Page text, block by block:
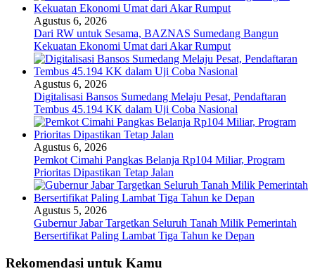
Agustus 6, 2026
Dari RW untuk Sesama, BAZNAS Sumedang Bangun
Kekuatan Ekonomi Umat dari Akar Rumput
Agustus 6, 2026
Digitalisasi Bansos Sumedang Melaju Pesat, Pendaftaran
Tembus 45.194 KK dalam Uji Coba Nasional
Agustus 6, 2026
Pemkot Cimahi Pangkas Belanja Rp104 Miliar, Program
Prioritas Dipastikan Tetap Jalan
Agustus 5, 2026
Gubernur Jabar Targetkan Seluruh Tanah Milik Pemerintah
Bersertifikat Paling Lambat Tiga Tahun ke Depan
Rekomendasi untuk Kamu